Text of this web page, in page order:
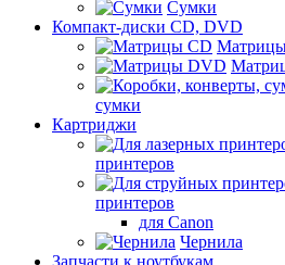
Сумки
Компакт-диски CD, DVD
сумки
Картриджи
принтеров
принтеров
для Canon
Чернила
Запчасти к ноутбукам